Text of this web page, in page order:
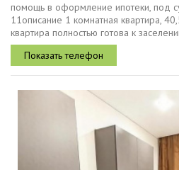
помощь в оформление ипотеки, под
11описание 1 комнатная квартира,
квартира полностью готова к
ремонт с использованием
вам...